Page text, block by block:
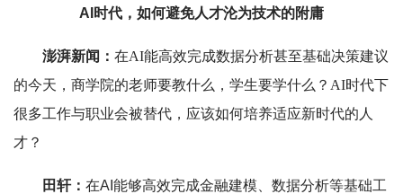
AI时代，如何避免人才沦为技术的附庸
澎湃新闻： 在AI能高效完成数据分析甚至基础决策建议
的今天，商学院的老师要教什么，学生要学什么？AI时代下
很多工作与职业会被替代，应该如何培养适应新时代的人
才？
田轩： 在AI能够高效完成金融建模、数据分析等基础工